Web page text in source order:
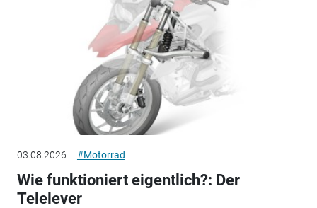
03.08.2026 #Motorrad
Wie funktioniert eigentlich?: Der
Telelever